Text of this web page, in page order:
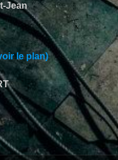
Jean
le plan)